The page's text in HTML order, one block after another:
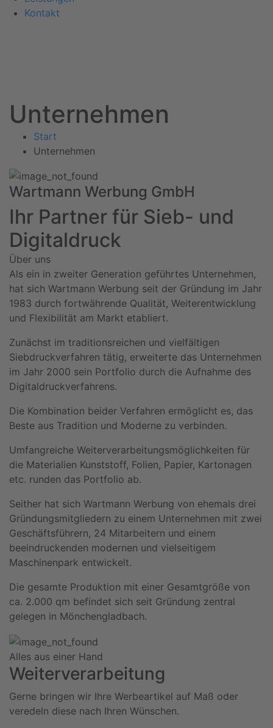
Kontakt
Unternehmen
Start
Unternehmen
Wartmann Werbung GmbH
Ihr Partner für Sieb- und
Digitaldruck
Über uns
Als ein in zweiter Generation geführtes Unternehmen,
hat sich Wartmann Werbung seit der Gründung im Jahr
1983 durch fortwährende Qualität, Weiterentwicklung
und Flexibilität am Markt etabliert.
Zunächst im traditionsreichen und vielfältigen
Siebdruckverfahren tätig, erweiterte das Unternehmen
im Jahr 2000 sein Portfolio durch die Aufnahme des
Digitaldruckverfahrens.
Die Kombination beider Verfahren ermöglicht es, das
Beste aus Tradition und Moderne zu verbinden.
Umfangreiche Weiterverarbeitungsmöglichkeiten für
die Materialien Kunststoff, Folien, Papier, Kartonagen
etc. runden das Portfolio ab.
Seither hat sich Wartmann Werbung von ehemals drei
Gründungsmitgliedern zu einem Unternehmen mit zwei
Geschäftsführern, 24 Mitarbeitern und einem
beeindruckenden modernen und vielseitigem
Maschinenpark entwickelt.
Die gesamte Produktion mit einer Gesamtgröße von
ca. 2.000 qm befindet sich seit Gründung zentral
gelegen in Mönchengladbach.
Alles aus einer Hand
Weiterverarbeitung
Gerne bringen wir Ihre Werbeartikel auf Maß oder
veredeln diese nach Ihren Wünschen.